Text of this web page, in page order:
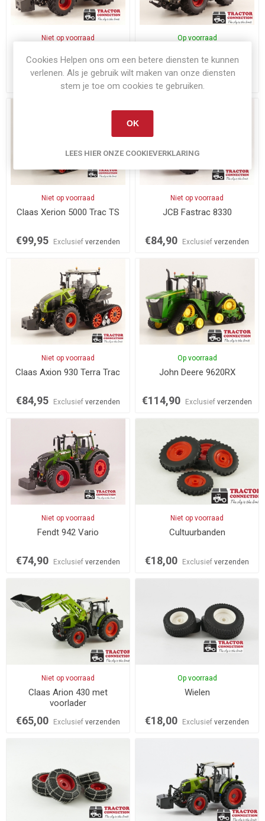
Niet op voorraad
Exclusief verzenden
Op voorraad
€84,95 Exclusief
Niet op voorraad
Claas Xerion 5000 Trac TS
€99,95 Exclusief verzenden
Niet op voorraad
JCB Fastrac 8330
€84,90 Exclusiefverzenden
Niet op voorraad
Claas Axion 930 Terra Trac
€84,95 Exclusief verzenden
Op voorraad
John Deere 9620RX
€114,90 Exclusiefverzenden
Niet op voorraad
Fendt 942 Vario
€74,90 Exclusief verzenden
Niet op voorraad
Cultuurbanden
€18,00 Exclusiefverzenden
Niet op voorraad
Claas Arion 430 met
voorlader
€65,00 Exclusief verzenden
Op voorraad
Wielen
€18,00 Exclusiefverzenden
Cookies Helpen ons om een betere diensten te kunnen
verlenen. Als je gebruik wilt maken van onze diensten
stem je toe om cookies te gebruiken.
OK
LEES HIER ONZE COOKIEVERKLARING